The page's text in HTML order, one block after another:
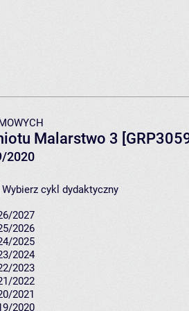
Malarstwo 3
2020
Wybierz cykl dydaktyczny
2027
2026
2025
2024
2023
2022
2021
2020